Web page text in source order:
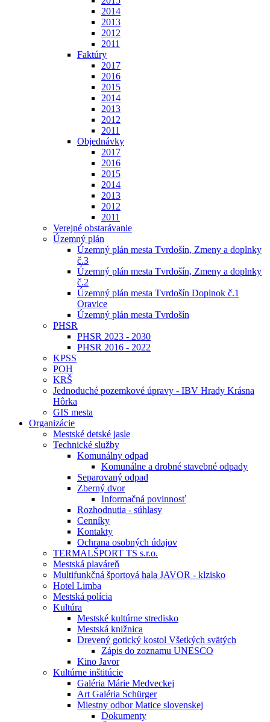
2014
2013
2012
2011
Faktúry
2017
2016
2015
2014
2013
2012
2011
Objednávky
2017
2016
2015
2014
2013
2012
2011
Verejné obstarávanie
Územný plán
Územný plán mesta Tvrdošín, Zmeny a doplnky
č.3
Územný plán mesta Tvrdošín, Zmeny a doplnky
č.2
Územný plán mesta Tvrdošín Doplnok č.1
Oravice
Územný plán mesta Tvrdošín
PHSR
PHSR 2023 - 2030
PHSR 2016 - 2022
KPSS
POH
KRŠ
Jednoduché pozemkové úpravy - IBV Hrady Krásna
Hôrka
GIS mesta
Organizácie
Mestské detské jasle
Technické služby
Komunálny odpad
Komunálne a drobné stavebné odpady
Separovaný odpad
Zberný dvor
Informačná povinnosť
Rozhodnutia - súhlasy
Cenníky
Kontakty
Ochrana osobných údajov
TERMALŠPORT TS s.r.o.
Mestská plaváreň
Multifunkčná športová hala JAVOR - klzisko
Hotel Limba
Mestská polícia
Kultúra
Mestské kultúrne stredisko
Mestská knižnica
Drevený gotický kostol Všetkých svätých
Zápis do zoznamu UNESCO
Kino Javor
Kultúrne inštitúcie
Galéria Márie Medveckej
Art Galéria Schürger
Miestny odbor Matice slovenskej
Dokumenty